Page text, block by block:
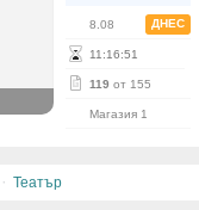
8.08 ДНЕС
11 :16:51
119 от 155
Магазия 1
· Театър